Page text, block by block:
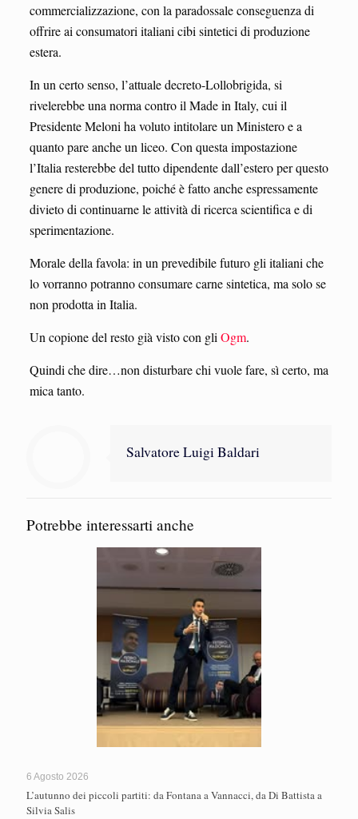
commercializzazione, con la paradossale conseguenza di
offrire ai consumatori italiani cibi sintetici di produzione
estera.
In un certo senso, l’attuale decreto-Lollobrigida, si
rivelerebbe una norma contro il Made in Italy, cui il
Presidente Meloni ha voluto intitolare un Ministero e a
quanto pare anche un liceo. Con questa impostazione
l’Italia resterebbe del tutto dipendente dall’estero per questo
genere di produzione, poiché è fatto anche espressamente
divieto di continuarne le attività di ricerca scientifica e di
sperimentazione.
Morale della favola: in un prevedibile futuro gli italiani che
lo vorranno potranno consumare carne sintetica, ma solo se
non prodotta in Italia.
Un copione del resto già visto con gli Ogm.
Quindi che dire…non disturbare chi vuole fare, sì certo, ma
mica tanto.
Salvatore Luigi Baldari
Potrebbe interessarti anche
6 Agosto 2026
L’autunno dei piccoli partiti: da Fontana a Vannacci, da Di Battista a
Silvia Salis